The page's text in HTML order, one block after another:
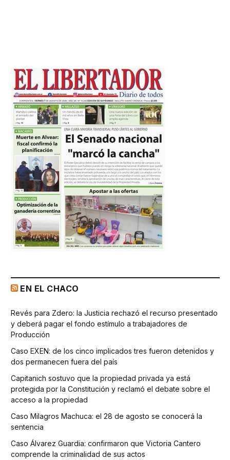
EN EL CHACO
Revés para Zdero: la Justicia rechazó el recurso presentado
y deberá pagar el fondo estímulo a trabajadores de
Producción
Caso EXEN: de los cinco implicados tres fueron detenidos y
dos permanecen fuera del país
Capitanich sostuvo que la propiedad privada ya está
protegida por la Constitución y reclamó el debate sobre el
acceso a la propiedad
Caso Milagros Machuca: el 28 de agosto se conocerá la
sentencia
Caso Álvarez Guardia: confirmaron que Victoria Cantero
comprende la criminalidad de sus actos